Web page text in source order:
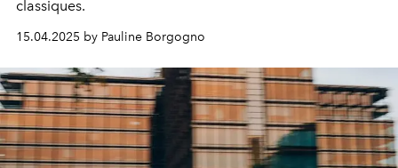
classiques.
15.04.2025 by Pauline Borgogno